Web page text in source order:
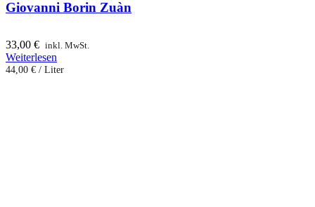
Giovanni Borin Zuàn
33,00 € inkl. MwSt.
Weiterlesen
44,00 € / Liter